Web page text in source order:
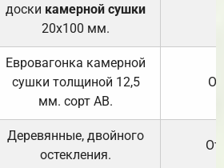
доски камерной сушки
20х100 мм.
Евровагонка камерной
сушки толщиной 12,5
мм. сорт АВ.
Деревянные, двойного
остекления.